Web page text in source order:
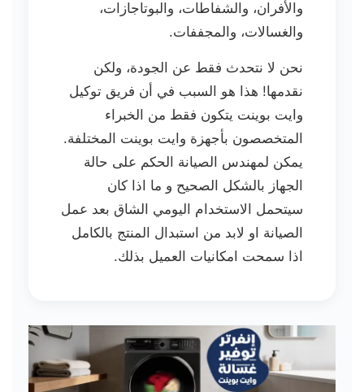
والأفران، والشفاطات، والبوتاجازات،
والغسالات، والمجففات.
نحن لا نتحدث فقط عن الجودة، ولكن
نقدمها! هذا هو السبب في أن فريق توكيل
وايت بوينت يتكون فقط من الخبراء
المتخصصون بأجهزة وايت بوينت المختلفة.
يمكن لمهندس الصيانة الحكم على حالة
الجهاز بالشكل الصحيح و ما اذا كان
سيتحمل الاستخدام اليومي الشاق بعد عمل
الصيانة او لابد من استبدال المنتج بالكامل
اذا سمحت امكانيات العميل بذلك.